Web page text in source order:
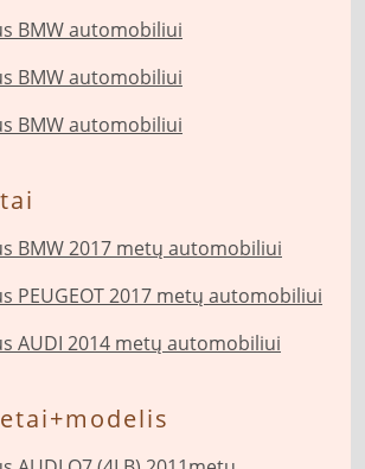
BMW automobiliui
BMW automobiliui
BMW automobiliui
BMW 2017 metų automobiliui
PEUGEOT 2017 metų automobiliui
AUDI 2014 metų automobiliui